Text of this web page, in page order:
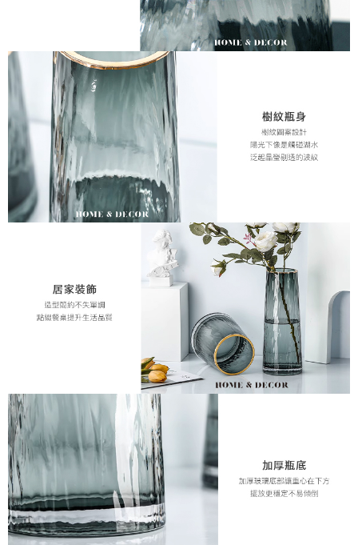
１．透過由恩沛科技股份有限公司提供之「AFTEE先享後付」服務完成之交
易，需依本服務之必要範圍內提供個人資料，並將交易相關給付款項請求債
權轉讓予恩沛科技股份有限公司。
２．關於個人資料處理事宜，請瀏覽以下網址：
https://aftee.tw/terms/#terms3
３．未成年的使用者請事先徵得法定代理人或監護人之同意方可使用
「AFTEE先享後付」，若未經同意申辦者引起之損失，本公司不負相關責
任。
４．使用「AFTEE先享後付」時，將依據個別帳號之用戶狀況，依本公司即
時審查核予不同之上限額度；若仍有額度不足之情形，本公司將視審查結果
請求用戶進行身份認證。
５．嚴禁一人註冊多個帳號或使用他人資訊註冊。若發現惡意使用之情形，
恩沛科技股份有限公司將有權停止該用戶之使用額度並採取法律行動。